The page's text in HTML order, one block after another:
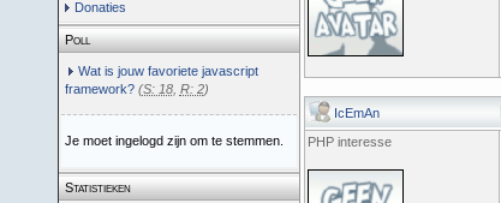
Donaties
Poll
Wat is jouw favoriete javascript
framework? (S: 18, R: 2)
Je moet ingelogd zijn om te stemmen.
Statistieken
IcEmAn
PHP interesse